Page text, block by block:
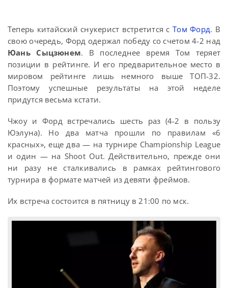
Теперь китайский снукерист встретится сТом Форд. В
свою очередь, Форд одержал победу со счетом 4-2 над
Юань Сыцзюнем. В последнее время Том теряет
позиции в рейтинге. И его предварительное место в
мировом рейтинге лишь немного выше ТОП-32.
Поэтому успешные результаты на этой неделе
придутся весьма кстати.
Чжоу и Форд встречались шесть раз (4-2 в пользу
Юэлуна). Но два матча прошли по правилам «6
красных», еще два — на турнире Championship League
и один — на Shoot Out. Действительно, прежде они
ни разу не сталкивались в рамках рейтингового
турнира в формате матчей из девяти фреймов.
Их встреча состоится в пятницу в 21:00 по мск.